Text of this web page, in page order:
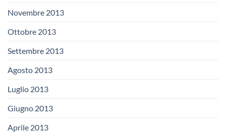
Novembre 2013
Ottobre 2013
Settembre 2013
Agosto 2013
Luglio 2013
Giugno 2013
Aprile 2013